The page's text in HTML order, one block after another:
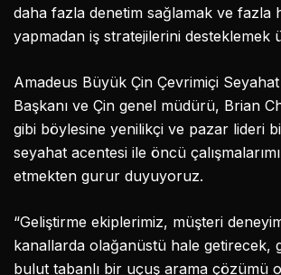
daha fazla denetim sağlamak ve fazla
yapmadan iş stratejilerini desteklemek
Amadeus Büyük Çin Çevrimiçi
Başkanı ve Çin genel müdürü, Brian
gibi böylesine yenilikçi ve pazar lideri
seyahat acentesi ile öncü
etmekten gurur duyuyoruz.
“Geliştirme ekiplerimiz, müşteri
kanallarda olağanüstü hale getirecek,
bulut tabanlı bir uçuş arama çözümü